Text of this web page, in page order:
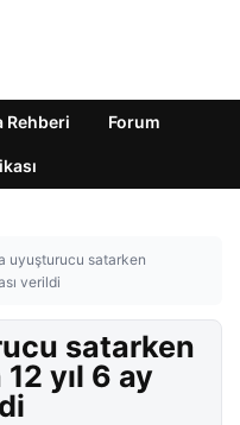
Rehberi Forum
uyuşturucu satarken
verildi
satarken
yıl 6 ay